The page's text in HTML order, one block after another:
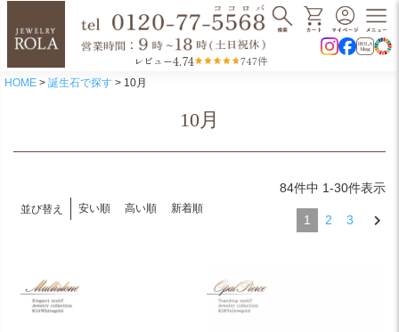
レビュー4.74 747件
HOME 誕生石で探す 10月
10月
並び替え 安い順 高い順 新着順
84件中 1-30件表示
1 2 3